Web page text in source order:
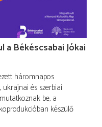
Békéscsabai Jókai
háromnapos
és szerbiai
be, a
készülő